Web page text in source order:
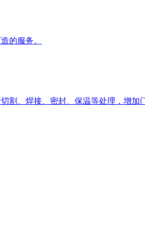
的服务。
割、焊接、密封、保温等处理，增加